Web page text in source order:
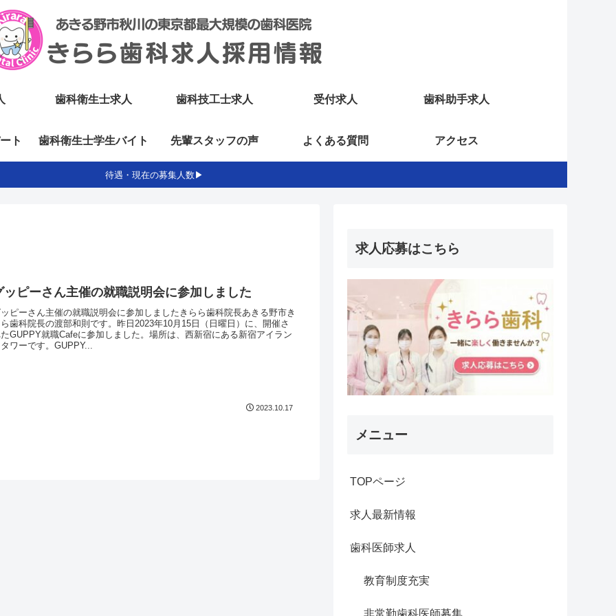
歯科衛生士求人 歯科技工士求人 受付求人 歯科助手求人
ト 歯科衛生士学生バイト 先輩スタッフの声 よくある質問 アクセス
待遇・現在の募集人数▶
ッピーさん主催の就職説明会に参加しました
ピーさん主催の就職説明会に参加しましたきらら歯科院長あきる野市き
歯科院長の渡部和則です。昨日2023年10月15日（日曜日）に、開催さ
GUPPY就職Cafeに参加しました。場所は、西新宿にある新宿アイラン
ワーです。GUPPY...
2023.10.17
求人応募はこちら
メニュー
TOPページ
求人最新情報
歯科医師求人
教育制度充実
非常勤歯科医師募集